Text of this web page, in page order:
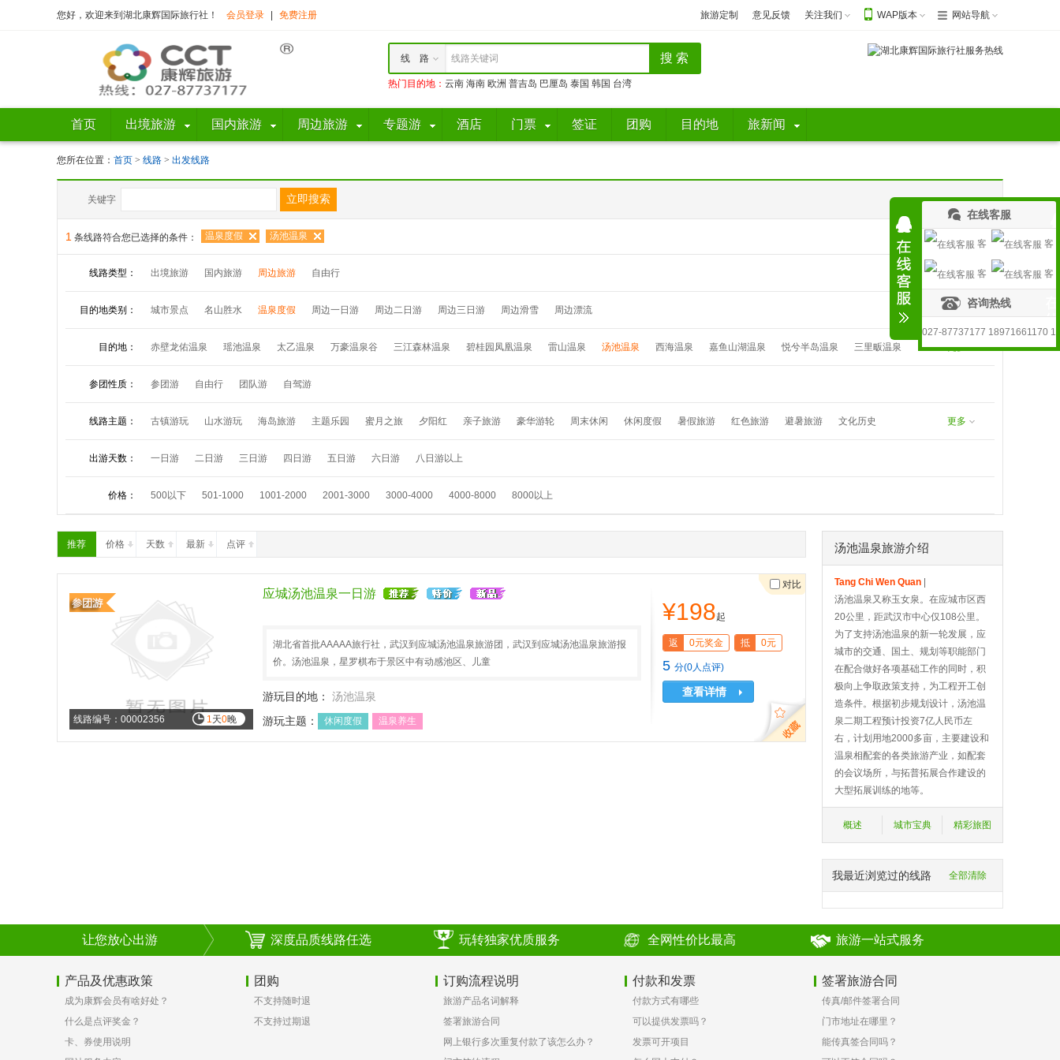
您好，欢迎来到湖北康辉国际旅行社！ 会员登录 免费注册 旅游定制 意见反馈 关注我们 WAP版本 网站导航
线路关键词
线 路
热门目的地 ： 云南 海南 欧洲 普吉岛 巴厘岛 泰国 韩国 台湾
首页 出境旅游 国内旅游 周边旅游 专题游 酒店 门票 签证 团购 目的地 旅新闻
您所在位置： 首页 > 线路 > 出发线路
关键字
1 条线路符合您已选择的条件： 温泉度假 汤池温泉
线路类型： 出境旅游 国内旅游 周边旅游 自由行
目的地类别： 城市景点 名山胜水 温泉度假 周边一日游 周边二日游 周边三日游 周边滑雪 周边漂流
目的地： 赤壁龙佑温泉 瑶池温泉 太乙温泉 万豪温泉谷 三江森林温泉 碧桂园凤凰温泉 雷山温泉 汤池温泉 西海温泉 嘉鱼山湖温泉 悦兮半岛温泉 三里畈温泉
鸡公山依云温泉 毕升温泉
更多
参团性质： 参团游 自由行 团队游 自驾游
线路主题： 古镇游玩 山水游玩 海岛旅游 主题乐园 蜜月之旅 夕阳红 亲子旅游 豪华游轮 周末休闲 休闲度假 暑假旅游 红色旅游 避暑旅游 文化历史
夏令营活动 祈福朝拜 中秋小假 国庆长假 温泉养生 春节旅游
更多
出游天数： 一日游 二日游 三日游 四日游 五日游 六日游 八日游以上
价格： 500以下 501-1000 1001-2000 2001-3000 3000-4000 4000-8000 8000以上
推荐 价格 天数 最新 点评
1天0晚
线路编号：00002356
应城汤池温泉一日游
湖北省首批AAAAA旅行社，武汉到应城汤池温泉旅游团，武汉到应城汤池温泉旅游报
价。汤池温泉，星罗棋布于景区中有动感池区、儿童
游玩目的地： 汤池温泉
游玩主题：
休闲度假 温泉养生
¥198起
返 0元奖金 抵 0元
5 分(0人点评)
查看详情
对比
汤池温泉旅游介绍
Tang Chi Wen Quan
汤池温泉又称玉女泉。在应城市区西
20公里，距武汉市中心仅108公里。
为了支持汤池温泉的新一轮发展，应
城市的交通、国土、规划等职能部门
在配合做好各项基础工作的同时，积
极向上争取政策支持，为工程开工创
造条件。根据初步规划设计，汤池温
泉二期工程预计投资7亿人民币左
右，计划用地2000多亩，主要建设和
温泉相配套的各类旅游产业，如配套
的会议场所，与拓普拓展合作建设的
大型拓展训练的地等。
概述 城市宝典 精彩旅图
全部清除
我最近浏览过的线路
让您放心出游 深度品质线路任选 玩转独家优质服务 全网性价比最高 旅游一站式服务
产品及优惠政策
成为康辉会员有啥好处？
什么是点评奖金？
卡、券使用说明
团购
不支持随时退
不支持过期退
订购流程说明
旅游产品名词解释
签署旅游合同
网上银行多次重复付款了该怎么办？
付款和发票
付款方式有哪些
可以提供发票吗？
发票可开项目
签署旅游合同
传真/邮件签署合同
门市地址在哪里？
能传真签合同吗？
在线客服
客
服1
客
服2
客
服3
客
咨询热线
027-87737177 18971661170 1